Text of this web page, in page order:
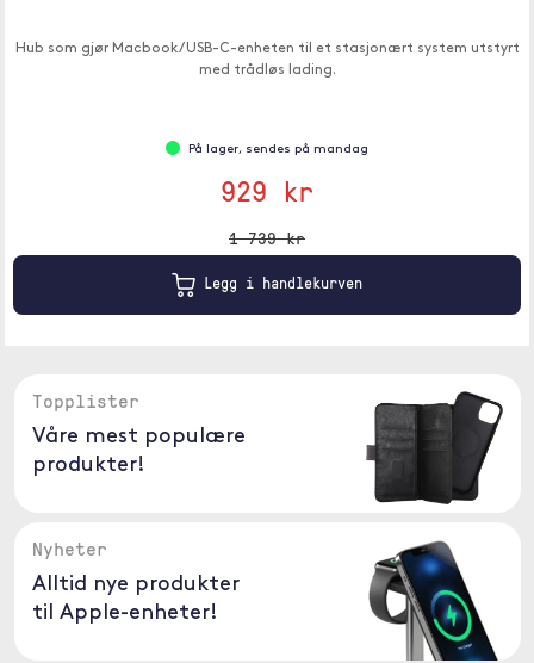
Hub som gjør Macbook / USB-C-enheten til et stasjonært system utstyrt
med trådløs lading.
På lager, sendes på mandag
929 kr
1 739 kr
Legg i handlekurven
Topplister
Våre mest populære
produkter!
Nyheter
Alltid nye produkter
til Apple-enheter!